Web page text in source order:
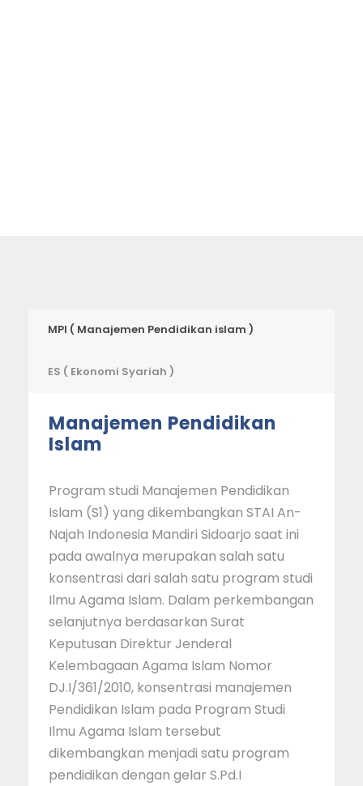
MPI ( Manajemen Pendidikan islam )
ES ( Ekonomi Syariah )
Manajemen Pendidikan
Islam
Program studi Manajemen Pendidikan
Islam (S1) yang dikembangkan STAI An-
Najah Indonesia Mandiri Sidoarjo saat ini
pada awalnya merupakan salah satu
konsentrasi dari salah satu program studi
Ilmu Agama Islam. Dalam perkembangan
selanjutnya berdasarkan Surat
Keputusan Direktur Jenderal
Kelembagaan Agama Islam Nomor
DJ.I/361/2010, konsentrasi manajemen
Pendidikan Islam pada Program Studi
Ilmu Agama Islam tersebut
dikembangkan menjadi satu program
pendidikan dengan gelar S.Pd.I